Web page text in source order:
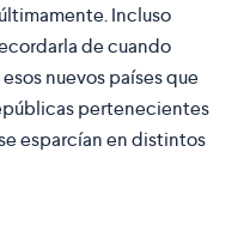
Incluso
de cuando
nuevos países que
pertenecientes
esparcían en distintos